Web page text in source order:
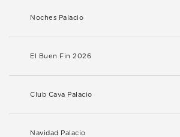
Noches Palacio
El Buen Fin 2026
Club Cava Palacio
Navidad Palacio